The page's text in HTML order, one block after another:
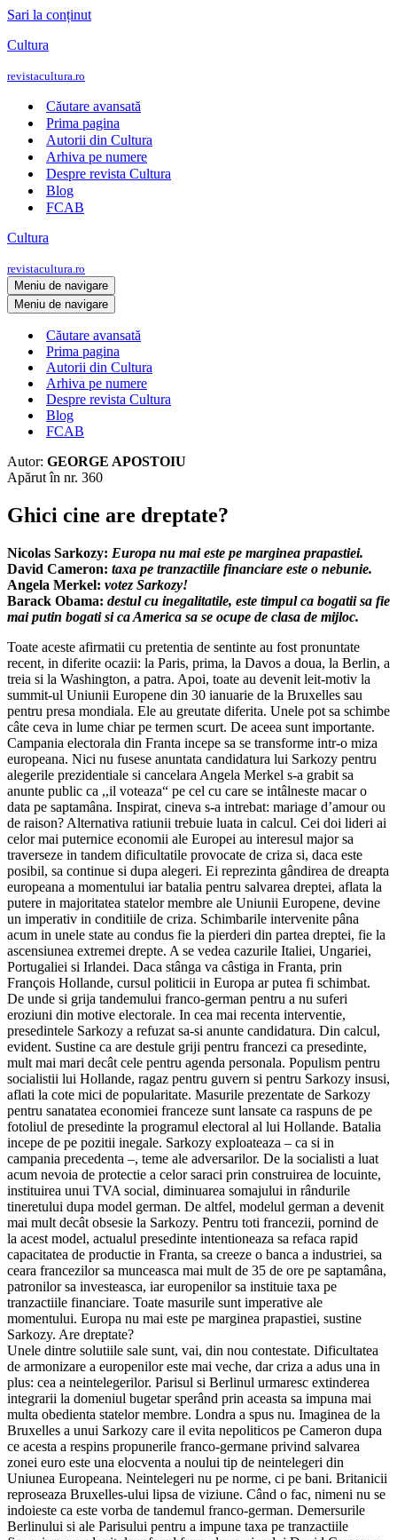
Sari la conținut
Cultura
revistacultura.ro
Căutare avansată
Prima pagina
Autorii din Cultura
Arhiva pe numere
Despre revista Cultura
Blog
FCAB
Cultura
revistacultura.ro
Meniu de navigare
Meniu de navigare
Căutare avansată
Prima pagina
Autorii din Cultura
Arhiva pe numere
Despre revista Cultura
Blog
FCAB
Autor: GEORGE APOSTOIU
Apărut în nr. 360
Ghici cine are dreptate?
Nicolas Sarkozy: Europa nu mai este pe marginea prapastiei.
David Cameron: taxa pe tranzactiile financiare este o nebunie.
Angela Merkel: votez Sarkozy!
Barack Obama: destul cu inegalitatile, este timpul ca bogatii sa fie
mai putin bogati si ca America sa se ocupe de clasa de mijloc.
Toate aceste afirmatii cu pretentia de sentinte au fost pronuntate
recent, in diferite ocazii: la Paris, prima, la Davos a doua, la Berlin, a
treia si la Washington, a patra. Apoi, toate au devenit leit-motiv la
summit-ul Uniunii Europene din 30 ianuarie de la Bruxelles sau
pentru presa mondiala. Ele au greutate diferita. Unele pot sa schimbe
câte ceva in lume chiar pe termen scurt. De aceea sunt importante.
Campania electorala din Franta incepe sa se transforme intr-o miza
europeana. Nici nu fusese anuntata candidatura lui Sarkozy pentru
alegerile prezidentiale si cancelara Angela Merkel s-a grabit sa
anunte public ca ,,il voteaza“ pe cel cu care se intâlneste macar o
data pe saptamâna. Inspirat, cineva s-a intrebat: mariage d’amour ou
de raison? Alternativa ratiunii trebuie luata in calcul. Cei doi lideri ai
celor mai puternice economii ale Europei au interesul major sa
traverseze in tandem dificultatile provocate de criza si, daca este
posibil, sa continue si dupa alegeri. Ei reprezinta gândirea de dreapta
europeana a momentului iar batalia pentru salvarea dreptei, aflata la
putere in majoritatea statelor membre ale Uniunii Europene, devine
un imperativ in conditiile de criza. Schimbarile intervenite pâna
acum in unele state au condus fie la pierderi din partea dreptei, fie la
ascensiunea extremei drepte. A se vedea cazurile Italiei, Ungariei,
Portugaliei si Irlandei. Daca stânga va câstiga in Franta, prin
François Hollande, cursul politicii in Europa ar putea fi schimbat.
De unde si grija tandemului franco-german pentru a nu suferi
eroziuni din motive electorale. In cea mai recenta interventie,
presedintele Sarkozy a refuzat sa-si anunte candidatura. Din calcul,
evident. Sustine ca are destule griji pentru francezi ca presedinte,
mult mai mari decât cele pentru agenda personala. Populism pentru
socialistii lui Hollande, ragaz pentru guvern si pentru Sarkozy insusi,
aflati la cote mici de popularitate. Masurile prezentate de Sarkozy
pentru sanatatea economiei franceze sunt lansate ca raspuns de pe
fotoliul de presedinte la programul electoral al lui Hollande. Batalia
incepe de pe pozitii inegale. Sarkozy exploateaza – ca si in
campania precedenta –, teme ale adversarilor. De la socialisti a luat
acum nevoia de protectie a celor saraci prin construirea de locuinte,
instituirea unui TVA social, diminuarea somajului in rândurile
tineretului dupa model german. De altfel, modelul german a devenit
mai mult decât obsesie la Sarkozy. Pentru toti francezii, pornind de
la acest model, actualul presedinte intentioneaza sa refaca rapid
capacitatea de productie in Franta, sa creeze o banca a industriei, sa
ceara francezilor sa munceasca mai mult de 35 de ore pe saptamâna,
patronilor sa investeasca, iar europenilor sa instituie taxa pe
tranzactiile financiare. Toate masurile sunt imperative ale
momentului. Europa nu mai este pe marginea prapastiei, sustine
Sarkozy. Are dreptate?
Unele dintre solutiile sale sunt, vai, din nou contestate. Dificultatea
de armonizare a europenilor este mai veche, dar criza a adus una in
plus: cea a neintelegerilor. Parisul si Berlinul urmaresc extinderea
integrarii la domeniul bugetar sperând prin aceasta sa impuna mai
multa obedienta statelor membre. Londra a spus nu. Imaginea de la
Bruxelles a unui Sarkozy care il evita nepoliticos pe Cameron dupa
ce acesta a respins propunerile franco-germane privind salvarea
zonei euro este una elocventa a noului tip de neintelegeri din
Uniunea Europeana. Neintelegeri nu pe norme, ci pe bani. Britanicii
reproseaza Bruxelles-ului lipsa de viziune. Când o fac, nimeni nu se
indoieste ca este vorba de tandemul franco-german. Demersurile
Berlinului si ale Parisului pentru a impune taxa pe tranzactiile